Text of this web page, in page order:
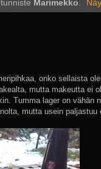
Marimekko.
onko sellaista
mutta makeutta ei
Tumma lager on vähän
mutta usein paljastuu